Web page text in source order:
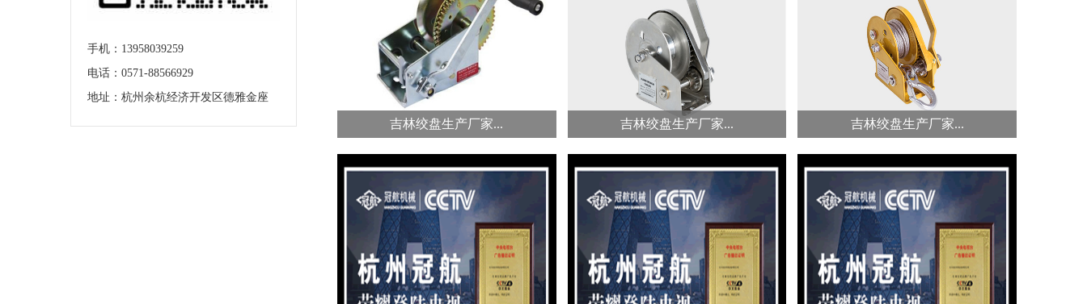
手机： 13958039259
电话：0571-88566929
地址：杭州余杭经济开发区德雅金座
冠航卷扬机在建筑工程施工、安装
过程中用来提升、吊装建筑材
料、...
冠航12000磅电动绞盘功率为
5.4KW,钢丝绳直径为9mm，钢丝
绳长度16米...
冠航3000磅电动绞盘功率为1.1kw,
钢丝绳直径为5mm,钢丝绳长度为
吉林绞盘生产厂家...
吉林冠航镀锌手摇绞盘...
冠航绞盘系列产品是一种通过摇动
绞车卷筒来拉动货物的机械用
具。...
吉林绞盘生产厂家...
冠航不锈钢自刹车式手摇绞盘材质
采用304级不锈钢做为加工材料；
不...
吉林绞盘生产厂家...
手动绞盘是具有垂直安装的绞缆
筒，在动力驱动下能卷绕但不储存
绳索...